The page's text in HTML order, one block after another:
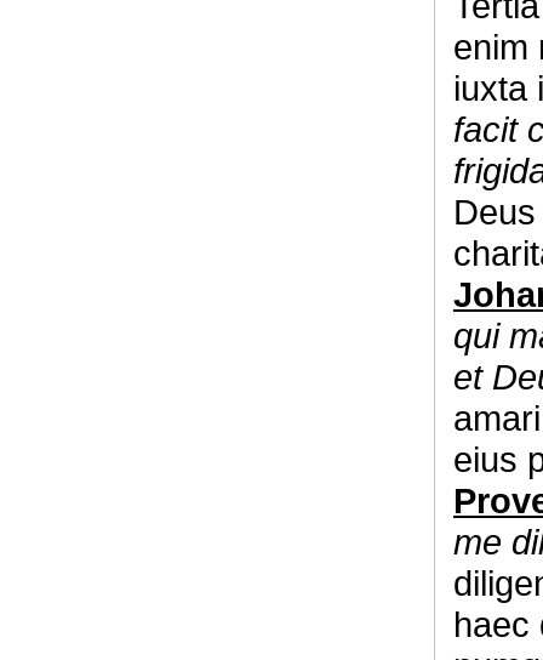
enim
iuxta
facit
qui
et
eius
me
haec